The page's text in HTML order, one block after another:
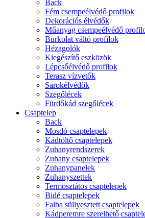
Back
Fém csempeélvédő profilok
Dekorációs élvédők
Műanyag csempeélvédő
Burkolat váltó profilok
Hézagolók
Kiegészítő eszközök
Lépcsőélvédő profilok
Terasz vízvetők
Sarokélvédők
Szegőlécek
Fürdőkád szegőlécek
Csaptelep
Back
Mosdó csaptelepek
Kádtöltő csaptelepek
Zuhanyrendszerek
Zuhany csaptelepek
Zuhanypanelek
Zuhanyszettek
Termosztátos csaptelepek
Bidé csaptelepek
Falba süllyesztett csaptelepek
Kádperemre szerelhető